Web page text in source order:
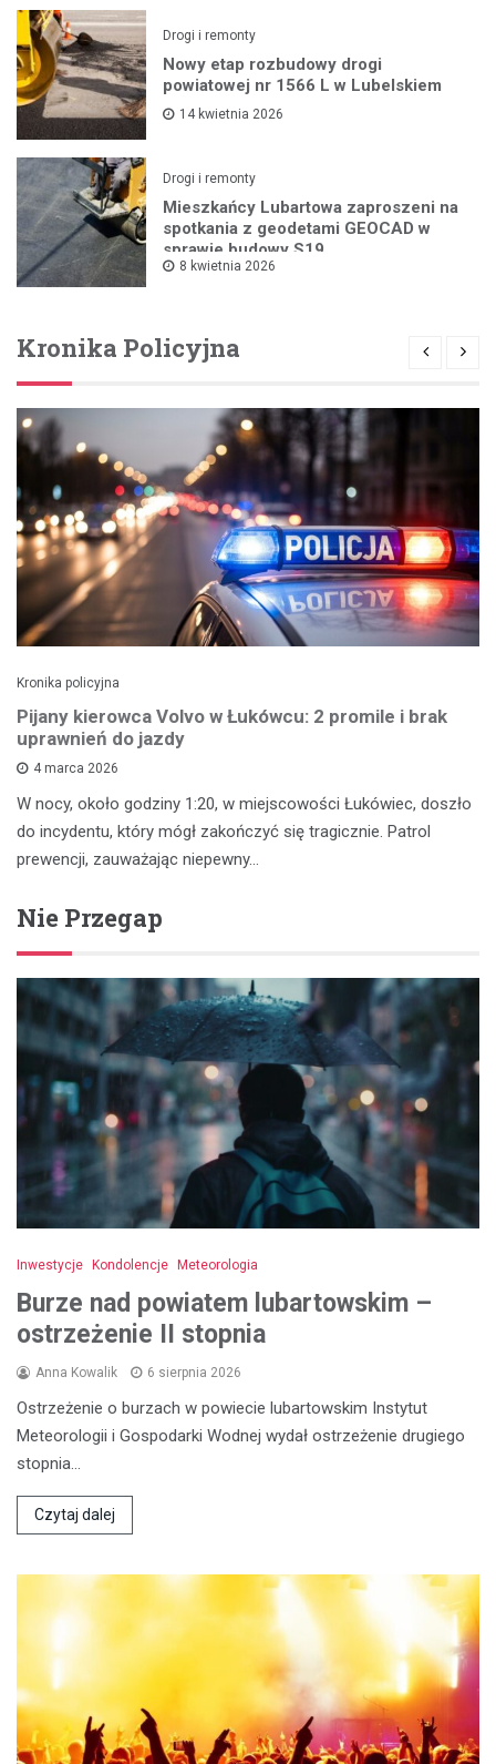
Drogi i remonty
Nowy etap rozbudowy drogi
powiatowej nr 1566 L w Lubelskiem
14 kwietnia 2026
Drogi i remonty
Mieszkańcy Lubartowa zaproszeni na
spotkania z geodetami GEOCAD w
sprawie budowy S19
8 kwietnia 2026
Kronika Policyjna
Kronika policyjna
Pijany kierowca Volvo w Łukówcu: 2 promile i brak
uprawnień do jazdy
4 marca 2026
W nocy, około godziny 1:20, w miejscowości Łukówiec, doszło
do incydentu, który mógł zakończyć się tragicznie. Patrol
prewencji, zauważając niepewny…
Nie Przegap
Inwestycje Kondolencje Meteorologia
Burze nad powiatem lubartowskim –
ostrzeżenie II stopnia
Anna Kowalik 6 sierpnia 2026
Ostrzeżenie o burzach w powiecie lubartowskim Instytut
Meteorologii i Gospodarki Wodnej wydał ostrzeżenie drugiego
stopnia…
Czytaj dalej